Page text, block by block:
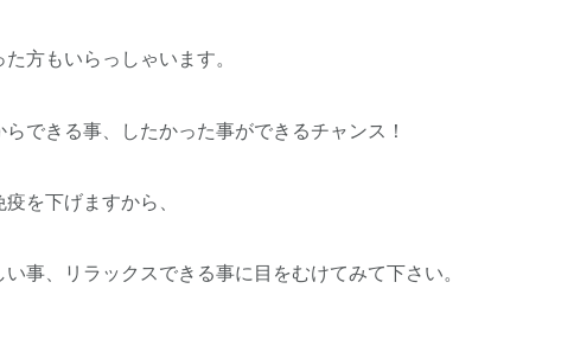
方もいらっしゃいます。
らできる事、したかった事ができるチャンス！
を下げますから、
い事、リラックスできる事に目をむけてみて下さい。